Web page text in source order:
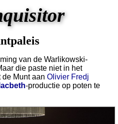
van de Warlikowski-
die paste niet in het
de Munt aan Olivier Fredj
-productie op poten te